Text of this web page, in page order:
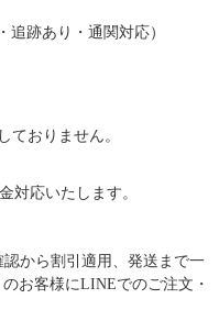
追跡あり・通関対応）
ておりません。
対応いたします。
から割引適用、発送まで一
お客様にLINEでのご注文・